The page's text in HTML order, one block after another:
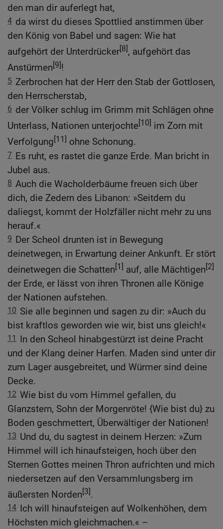
den man dir auferlegt hat,
4 da wirst du dieses Spottlied anstimmen über
den König von Babel und sagen: Wie hat
aufgehört der Unterdrücker[8], aufgehört das
Anstürmen[9]!
5 Zerbrochen hat der Herr den Stab der Gottlosen,
den Herrscherstab,
6 der Völker schlug im Grimm mit Schlägen ohne
Unterlass, Nationen unterjochte[10] im Zorn mit
Verfolgung[11] ohne Schonung.
7 Es ruht, es rastet die ganze Erde. Man bricht in
Jubel aus.
8 Auch die Wacholderbäume freuen sich über
dich, die Zedern des Libanon: »Seitdem du
daliegst, kommt der Holzfäller nicht mehr zu uns
herauf.«
9 Der Scheol drunten ist in Bewegung
deinetwegen, in Erwartung deiner Ankunft. Er stört
deinetwegen die Schatten[1] auf, alle Mächtigen[2]
der Erde, er lässt von ihren Thronen alle Könige
der Nationen aufstehen.
10 Sie alle beginnen und sagen zu dir: »Auch du
bist kraftlos geworden wie wir, bist uns gleich!«
11 In den Scheol hinabgestürzt ist deine Pracht
und der Klang deiner Harfen. Maden sind unter dir
zum Lager ausgebreitet, und Würmer sind deine
Decke.
12 Wie bist du vom Himmel gefallen, du
Glanzstern, Sohn der Morgenröte! {Wie bist du} zu
Boden geschmettert, Überwältiger der Nationen!
13 Und du, du sagtest in deinem Herzen: »Zum
Himmel will ich hinaufsteigen, hoch über den
Sternen Gottes meinen Thron aufrichten und mich
niedersetzen auf den Versammlungsberg im
äußersten Norden[3].
14 Ich will hinaufsteigen auf Wolkenhöhen, dem
Höchsten mich gleichmachen.« –